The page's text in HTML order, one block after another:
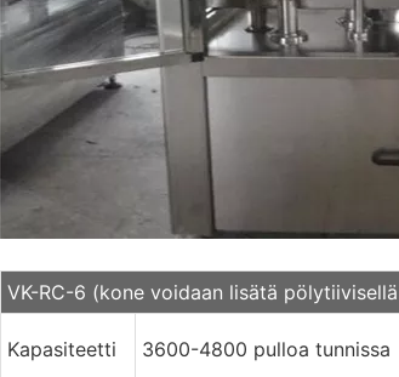
VK-RC-6 (kone voidaan lisätä
Kapasiteetti 3600-4800 pulloa tunnissa